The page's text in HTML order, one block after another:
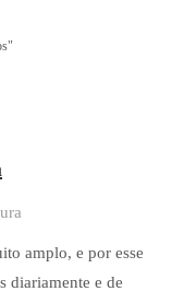
amplo, e por esse
diariamente e de